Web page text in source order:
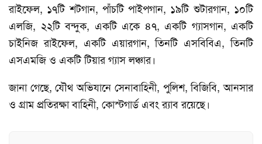
রাইফেল, ১৭টি শটগান, পাঁচটি পাইপগান, ১৯টি শুটারগান, ১০টি
এলজি, ২২টি বন্দুক, একটি একে ৪৭, একটি গ্যাসগান, একটি
চাইনিজ রাইফেল, একটি এয়ারগান, তিনটি এসবিবিএ, তিনটি
এসএমজি ও একটি টিয়ার গ্যাস লঞ্চার।
জানা গেছে, যৌথ অভিযানে সেনাবাহিনী, পুলিশ, বিজিবি, আনসার
ও গ্রাম প্রতিরক্ষা বাহিনী, কোস্টগার্ড এবং র‍্যাব রয়েছে।